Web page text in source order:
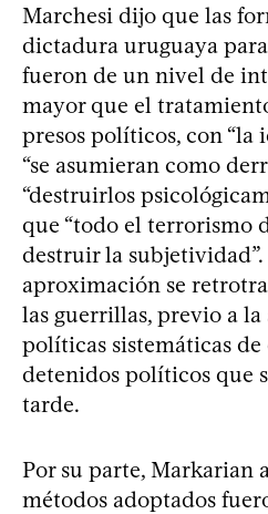
Marchesi dijo que las
dictadura uruguaya para
fueron de un nivel de
mayor que el
presos políticos, con “la
“se asumieran como
“destruirlos
que “todo el terrorismo
destruir la
aproximación se
las guerrillas, previo a
políticas sistemáticas
detenidos políticos que
tarde.
Por su parte, Markarian
métodos adoptados